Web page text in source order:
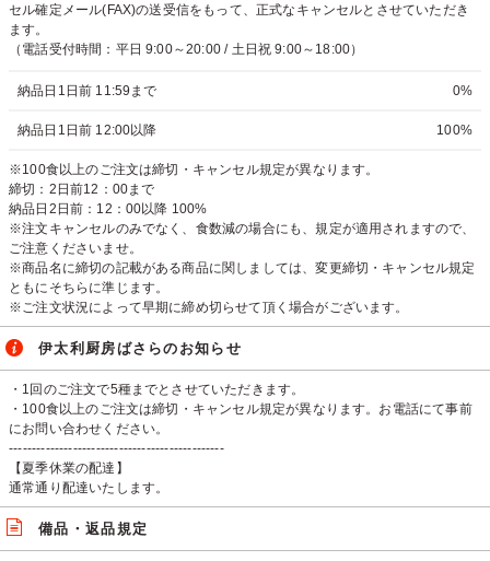
セル確定メール(FAX)の送受信をもって、正式なキャンセルとさせていただき
ます。
（電話受付時間：平日 9:00～20:00 / 土日祝 9:00～18:00）
納品日1日前 11:59まで 0%
納品日1日前 12:00以降 100%
※100食以上のご注文は締切・キャンセル規定が異なります。
締切：2日前12：00まで
納品日2日前：12：00以降 100%
※注文キャンセルのみでなく、食数減の場合にも、規定が適用されますので、
ご注意くださいませ。
※商品名に締切の記載がある商品に関しましては、変更締切・キャンセル規定
ともにそちらに準じます。
※ご注文状況によって早期に締め切らせて頂く場合がございます。
伊太利厨房ばさらのお知らせ
・1回のご注文で5種までとさせていただきます。
・100食以上のご注文は締切・キャンセル規定が異なります。お電話にて事前
にお問い合わせください。
-----------------------------------------------
【夏季休業の配達】
通常通り配達いたします。
備品・返品規定